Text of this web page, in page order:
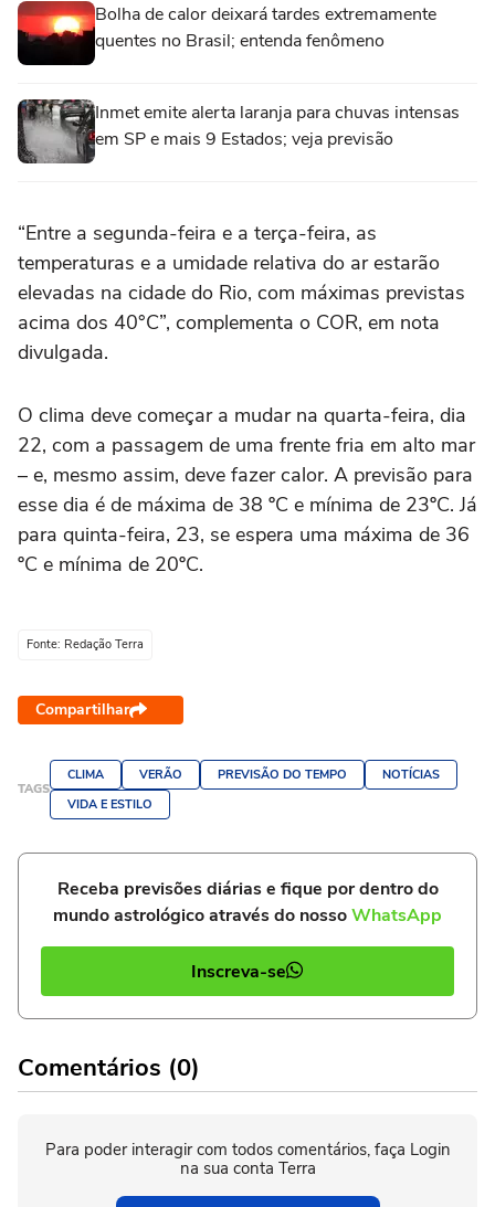
Bolha de calor deixará tardes extremamente
quentes no Brasil; entenda fenômeno
Inmet emite alerta laranja para chuvas intensas
em SP e mais 9 Estados; veja previsão
“Entre a segunda-feira e a terça-feira, as
temperaturas e a umidade relativa do ar estarão
elevadas na cidade do Rio, com máximas previstas
acima dos 40°C”, complementa o COR, em nota
divulgada.
O clima deve começar a mudar na quarta-feira, dia
22, com a passagem de uma frente fria em alto mar
– e, mesmo assim, deve fazer calor. A previsão para
esse dia é de máxima de 38 ºC e mínima de 23ºC. Já
para quinta-feira, 23, se espera uma máxima de 36
ºC e mínima de 20ºC.
Fonte: Redação Terra
Compartilhar
TAGS
CLIMA VERÃO PREVISÃO DO TEMPO
NOTÍCIAS
VIDA E ESTILO
Receba previsões diárias e fique por dentro do
mundo astrológico através do nossoWhatsApp
Inscreva-se
Comentários (0)
Para poder interagir com todos comentários, faça Login
na sua conta Terra